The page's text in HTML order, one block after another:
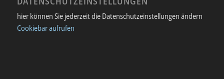
hier können Sie jederzeit die Datenschutzeinstellungen ändern
Cookiebar aufrufen